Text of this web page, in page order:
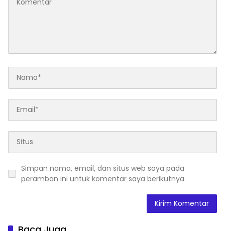
Simpan nama, email, dan situs web saya pada
peramban ini untuk komentar saya berikutnya.